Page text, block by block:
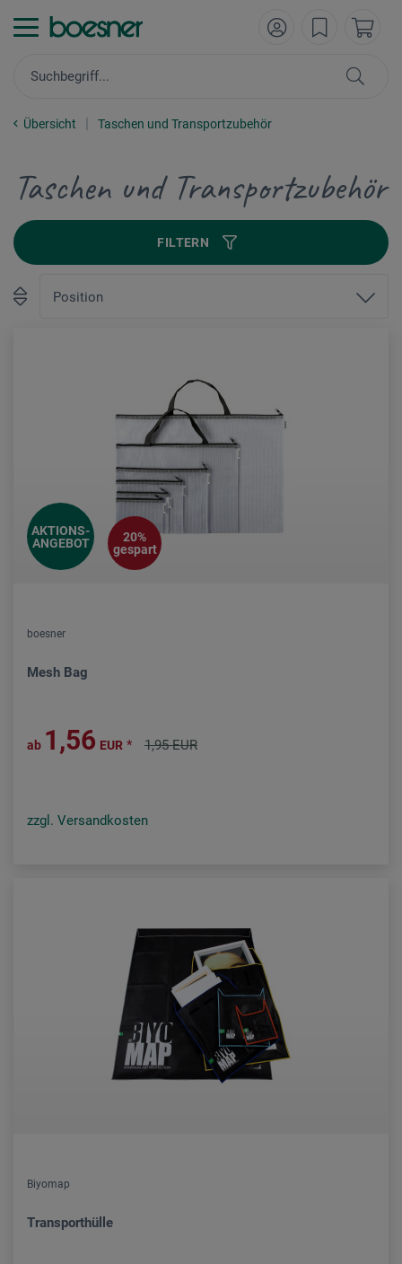
Übersicht Taschen und Transportzubehör
Taschen und Transportzubehör
FILTERN
AKTIONS-
ANGEBOT
20%
gespart
boesner
Mesh Bag
ab 1,56 EUR * 1,95 EUR
zzgl. Versandkosten
Biyomap
Transporthülle